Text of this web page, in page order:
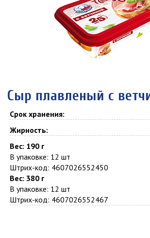
Сыр плавленый с
Срок хранения:
Жирность:
Вес: 190 г
В упаковке: 12 шт
Штрих-код: 4607026552450
Вес: 380 г
В упаковке: 12 шт
Штрих-код: 4607026552467